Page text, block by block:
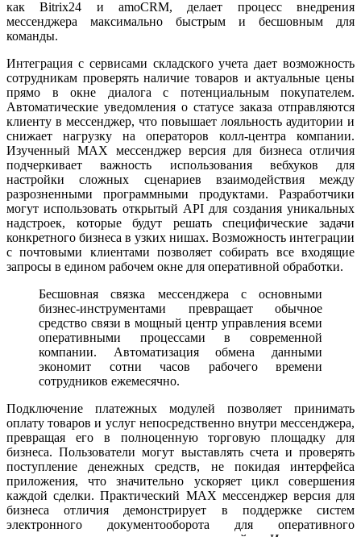
как Bitrix24 и amoCRM, делает процесс внедрения
мессенджера максимально быстрым и бесшовным для
команды.
Интеграция с сервисами складского учета дает возможность
сотрудникам проверять наличие товаров и актуальные цены
прямо в окне диалога с потенциальным покупателем.
Автоматические уведомления о статусе заказа отправляются
клиенту в мессенджер, что повышает лояльность аудитории и
снижает нагрузку на операторов колл-центра компании.
Изученный MAX мессенджер версия для бизнеса отличия
подчеркивает важность использования вебхуков для
настройки сложных сценариев взаимодействия между
разрозненными программными продуктами. Разработчики
могут использовать открытый API для создания уникальных
надстроек, которые будут решать специфические задачи
конкретного бизнеса в узких нишах. Возможность интеграции
с почтовыми клиентами позволяет собирать все входящие
запросы в едином рабочем окне для оперативной обработки.
Бесшовная связка мессенджера с основными
бизнес-инструментами превращает обычное
средство связи в мощный центр управления всеми
оперативными процессами в современной
компании. Автоматизация обмена данными
экономит сотни часов рабочего времени
сотрудников ежемесячно.
Подключение платежных модулей позволяет принимать
оплату товаров и услуг непосредственно внутри мессенджера,
превращая его в полноценную торговую площадку для
бизнеса. Пользователи могут выставлять счета и проверять
поступление денежных средств, не покидая интерфейса
приложения, что значительно ускоряет цикл совершения
каждой сделки. Практический MAX мессенджер версия для
бизнеса отличия демонстрирует в поддержке систем
электронного документооборота для оперативного